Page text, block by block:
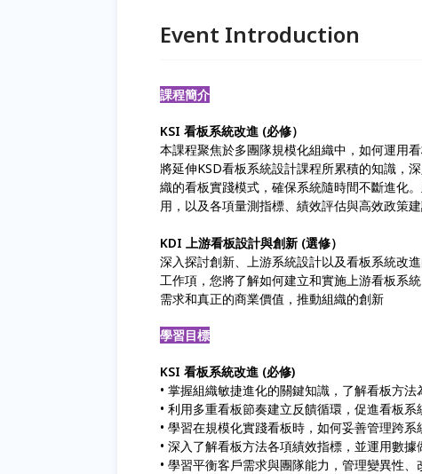
Event Introduction
課程簡介
KSI 看板系統改進 (必修）
本課程聚焦於多團隊規模化組織中，如何運用
將延伸KSD看板系統設計課程所累積的知識，
織的看板實踐模式，確保系統隨時間不斷進化
用，以及各項量測指標、績效評估與高效政策
KDI 上游看板設計與創新 (選修）
深入探討創新、上游系統設計以及看板系統改
工作項，您將了解如何建立和實施上游看板系
需求和真正的商業價值，推動組織的創新
學習目標
KSI 看板系統改進 (必修)
• 掌握組織敏捷進化的關鍵知識，了解看板方
• 利用多重看板節奏建立反饋循環，促進看板
• 學習在規模化實踐看板時，如何妥善管理跨系
• 深入了解看板方法各項績效指標，並運用數據
• 學習平衡客戶需求與團隊能力，管理變異性、